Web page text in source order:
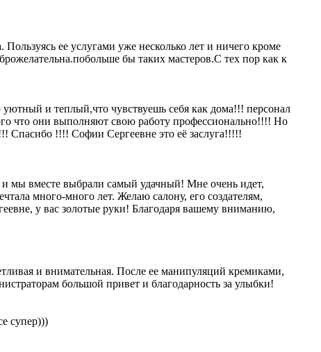
ее услугами уже несколько лет и ничего кроме
бы таких мастеров.С тех пор как к
и теплый,что чувствуешь себя как дома!!! персонал
что они выполняют свою работу профессионально!!!! Но
Спасибо !!!! Софии Сергеевне это её заслуга!!!!!
мы вместе выбрали самый удачный! Мне очень идет,
много-много лет. Желаю салону, его создателям,
у вас золотые руки! Благодаря вашему вниманию,
и внимательная. После ее манипуляций кремиками,
большой привет и благодарность за улыбки!
супер)))